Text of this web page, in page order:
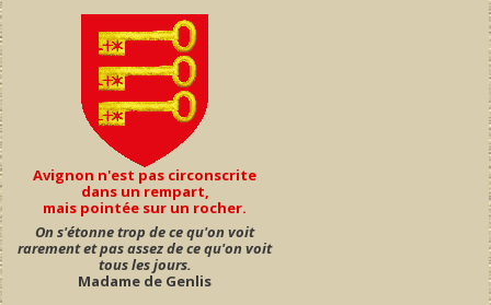
Avignon n'est pas circonscrite
dans un rempart,
mais pointée sur un rocher.
On s'étonne trop de ce qu'on voit
rarement et pas assez de ce qu'on voit
tous les jours.
Madame de Genlis